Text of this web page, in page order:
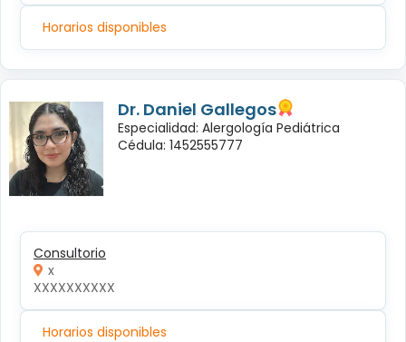
Horarios disponibles
Dr. Daniel Gallegos
Especialidad: Alergología Pediátrica
Cédula: 1452555777
Consultorio
x
XXXXXXXXXX
Horarios disponibles